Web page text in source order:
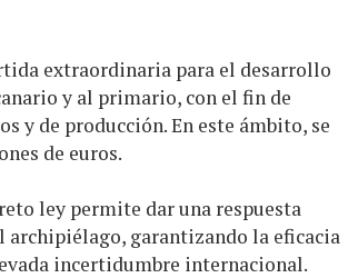
extraordinaria para el desarrollo
y al primario, con el fin de
y de producción. En este ámbito, se
de euros.
ley permite dar una respuesta
archipiélago, garantizando la eficacia
incertidumbre internacional.